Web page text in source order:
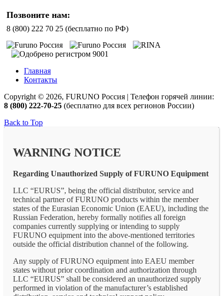
Позвоните нам:
8 (800) 222 70 25 (бесплатно по РФ)
Главная
Контакты
Copyright © 2026, FURUNO Россия | Телефон горячей линии:
8 (800) 222-70-25 (бесплатно для всех регионов России)
Back to Top
WARNING NOTICE
Regarding Unauthorized Supply of FURUNO Equipment
LLC “EURUS”, being the official distributor, service and
technical partner of FURUNO products within the member
states of the Eurasian Economic Union (EAEU), including the
Russian Federation, hereby formally notifies all foreign
companies currently supplying or intending to supply
FURUNO equipment into the above-mentioned territories
outside the official distribution channel of the following.
Any supply of FURUNO equipment into EAEU member
states without prior coordination and authorization through
LLC “EURUS” shall be considered an unauthorized supply
performed in violation of the manufacturer’s established